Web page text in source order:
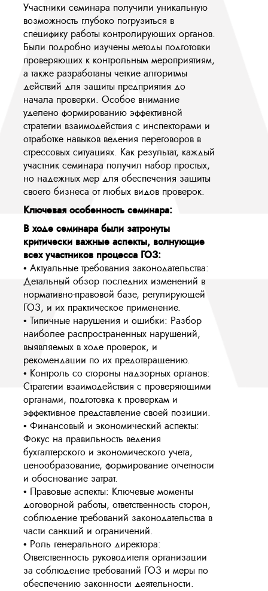
Участники семинара получили уникальную
возможность глубоко погрузиться в
специфику работы контролирующих органов.
Были подробно изучены методы подготовки
проверяющих к контрольным мероприятиям,
а также разработаны четкие алгоритмы
действий для защиты предприятия до
начала проверки. Особое внимание
уделено формированию эффективной
стратегии взаимодействия с инспекторами и
отработке навыков ведения переговоров в
стрессовых ситуациях. Как результат, каждый
участник семинара получил набор простых,
но надежных мер для обеспечения защиты
своего бизнеса от любых видов проверок.
Ключевая особенность семинара:
В ходе семинара были затронуты
критически важные аспекты, волнующие
всех участников процесса ГОЗ:
• Актуальные требования законодательства:
Детальный обзор последних изменений в
нормативно-правовой базе, регулирующей
ГОЗ, и их практическое применение.
• Типичные нарушения и ошибки: Разбор
наиболее распространенных нарушений,
выявляемых в ходе проверок, и
рекомендации по их предотвращению.
• Контроль со стороны надзорных органов:
Стратегии взаимодействия с проверяющими
органами, подготовка к проверкам и
эффективное представление своей позиции.
• Финансовый и экономический аспекты:
Фокус на правильность ведения
бухгалтерского и экономического учета,
ценообразование, формирование отчетности
и обоснование затрат.
• Правовые аспекты: Ключевые моменты
договорной работы, ответственность сторон,
соблюдение требований законодательства в
части санкций и ограничений.
• Роль генерального директора:
Ответственность руководителя организации
за соблюдение требований ГОЗ и меры по
обеспечению законности деятельности.